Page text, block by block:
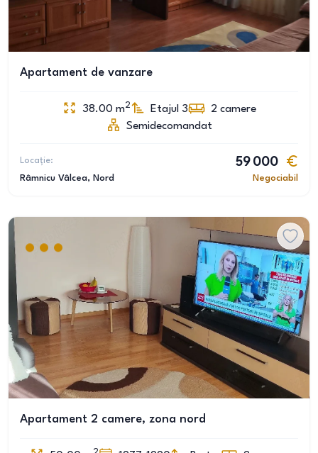
Apartament de vanzare
38.00 m2 Etajul 3 2 camere
Semidecomandat
Locație:
Râmnicu Vâlcea, Nord
59 000
Negociabil
Apartament 2 camere, zona nord